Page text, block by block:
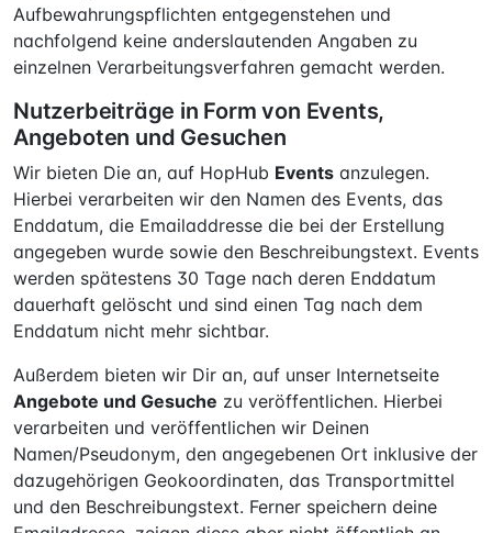
Aufbewahrungspflichten entgegenstehen und
nachfolgend keine anderslautenden Angaben zu
einzelnen Verarbeitungsverfahren gemacht werden.
Nutzerbeiträge in Form von Events,
Angeboten und Gesuchen
Wir bieten Die an, auf HopHub Events anzulegen.
Hierbei verarbeiten wir den Namen des Events, das
Enddatum, die Emailaddresse die bei der Erstellung
angegeben wurde sowie den Beschreibungstext. Events
werden spätestens 30 Tage nach deren Enddatum
dauerhaft gelöscht und sind einen Tag nach dem
Enddatum nicht mehr sichtbar.
Außerdem bieten wir Dir an, auf unser Internetseite
Angebote und Gesuche zu veröffentlichen. Hierbei
verarbeiten und veröffentlichen wir Deinen
Namen/Pseudonym, den angegebenen Ort inklusive der
dazugehörigen Geokoordinaten, das Transportmittel
und den Beschreibungstext. Ferner speichern deine